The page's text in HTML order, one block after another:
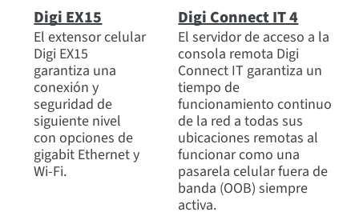
Digi EX15
El extensor celular
Digi EX15
garantiza una
conexión y
seguridad de
siguiente nivel
con opciones de
gigabit Ethernet y
Wi-Fi.
Digi Connect IT 4
El servidor de acceso a la
consola remota Digi
Connect IT garantiza un
tiempo de
funcionamiento continuo
de la red a todas sus
ubicaciones remotas al
funcionar como una
pasarela celular fuera de
banda (OOB) siempre
activa.